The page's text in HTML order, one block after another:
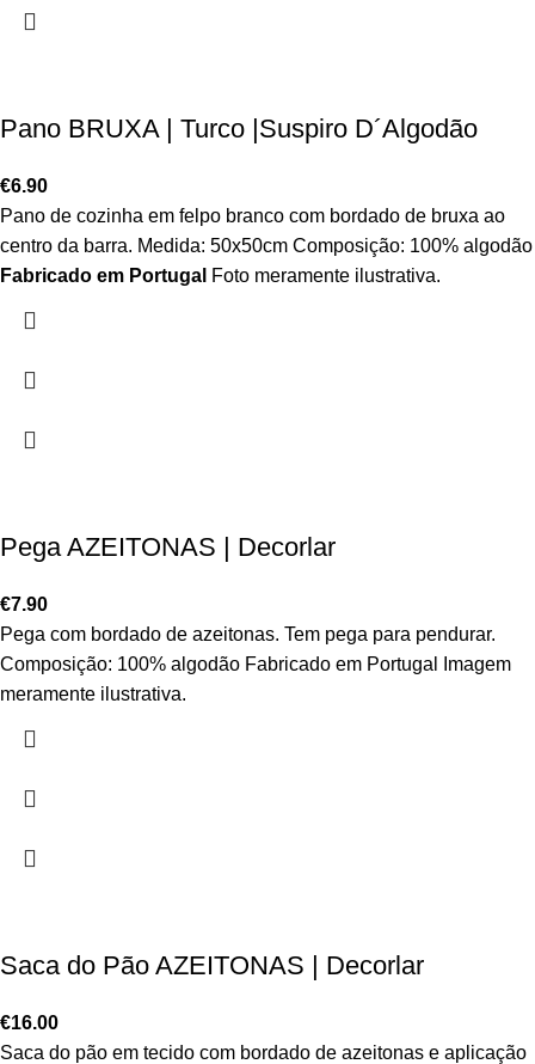
Pano BRUXA | Turco |Suspiro D´Algodão
€6.90
Pano de cozinha em felpo branco com bordado de bruxa ao
centro da barra. Medida: 50x50cm Composição: 100% algodão
Fabricado em Portugal Foto meramente ilustrativa.
Pega AZEITONAS | Decorlar
€7.90
Pega com bordado de azeitonas. Tem pega para pendurar.
Composição: 100% algodão Fabricado em Portugal Imagem
meramente ilustrativa.
Saca do Pão AZEITONAS | Decorlar
€16.00
Saca do pão em tecido com bordado de azeitonas e aplicação